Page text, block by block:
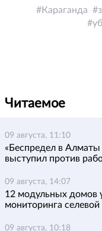
Караганда
Читаемое
09 августа, 11:10
«Беспредел в
выступил против
09 августа, 14:07
12 модульных домов
мониторинга селевой
09 августа, 10:18